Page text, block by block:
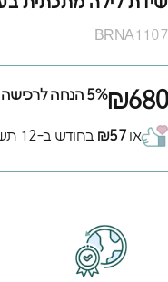
BRNA1107
₪6805% הנחה לרכישה הראשונה,
או₪57 בחודש ב-12 תשלומים, ללא ריבית